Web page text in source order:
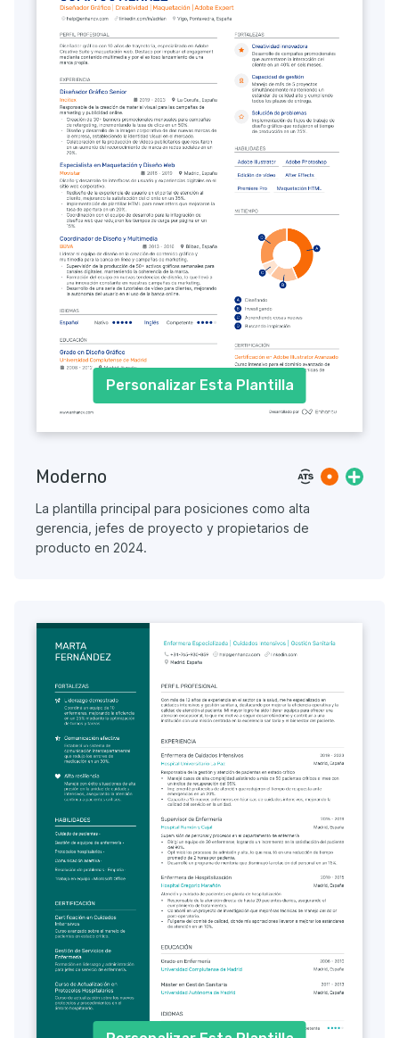
Personalizar Esta Plantilla
Moderno
La plantilla principal para posiciones como alta
gerencia, jefes de proyecto y propietarios de
producto en 2024.